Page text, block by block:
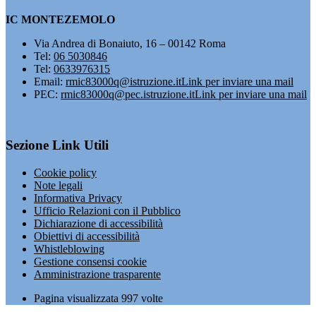
IC MONTEZEMOLO
Via Andrea di Bonaiuto, 16 – 00142 Roma
Tel: 06 5030846
Tel: 0633976315
Email: rmic83000q@istruzione.itLink per inviare una mail
PEC: rmic83000q@pec.istruzione.itLink per inviare una mail
Sezione Link Utili
Cookie policy
Note legali
Informativa Privacy
Ufficio Relazioni con il Pubblico
Dichiarazione di accessibilità
Obiettivi di accessibilità
Whistleblowing
Gestione consensi cookie
Amministrazione trasparente
Pagina visualizzata 997 volte